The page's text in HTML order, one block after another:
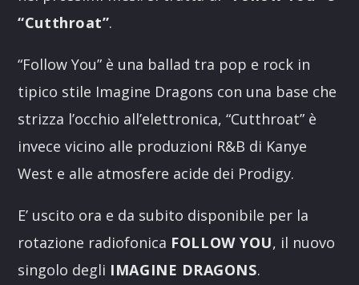
“Cutthroat”.
“Follow You” è una ballad tra pop e rock in
tipico stile Imagine Dragons con una base che
strizza l’occhio all’elettronica, “Cutthroat” è
invece vicino alle produzioni R&B di Kanye
West e alle atmosfere acide dei Prodigy.
E’ uscito ora e da subito disponibile per la
rotazione radiofonica FOLLOW YOU, il nuovo
singolo degli IMAGINE DRAGONS.